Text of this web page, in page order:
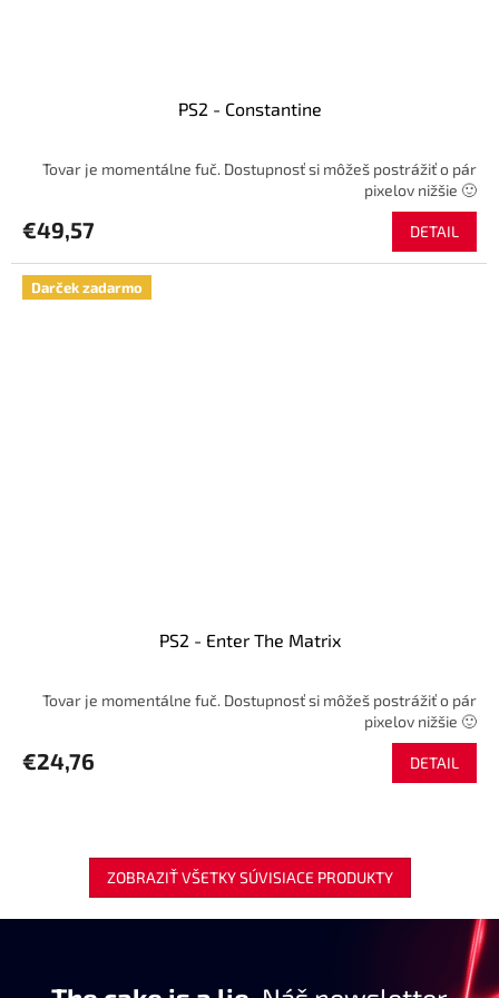
PS2 - Constantine
Tovar je momentálne fuč. Dostupnosť si môžeš postrážiť o pár
pixelov nižšie 🙂
€49,57 DETAIL
Darček zadarmo
PS2 - Enter The Matrix
Tovar je momentálne fuč. Dostupnosť si môžeš postrážiť o pár
pixelov nižšie 🙂
€24,76 DETAIL
ZOBRAZIŤ VŠETKY SÚVISIACE PRODUKTY